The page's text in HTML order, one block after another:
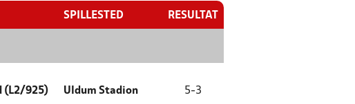
SPILLESTED RESULTAT
(L2/925) Uldum Stadion 5-3